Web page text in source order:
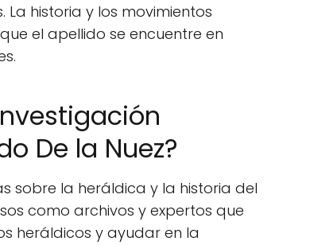
historia y los movimientos
el apellido se encuentre en
De la Nuez?
sobre la heráldica y la historia del
como archivos y expertos que
heráldicos y ayudar en la